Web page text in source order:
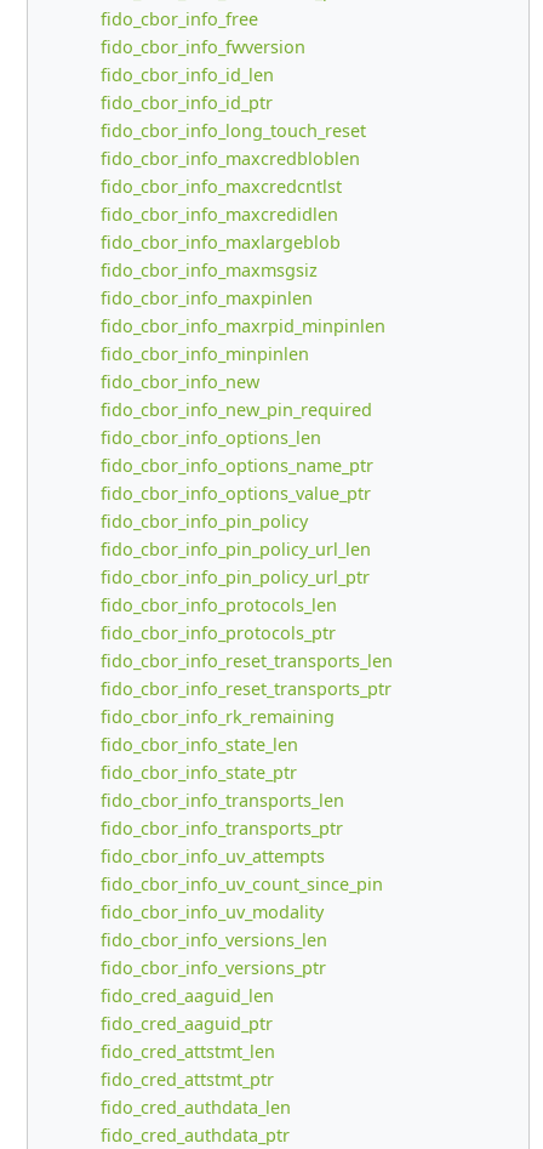
fido_cbor_info_free
fido_cbor_info_fwversion
fido_cbor_info_id_len
fido_cbor_info_id_ptr
fido_cbor_info_long_touch_reset
fido_cbor_info_maxcredbloblen
fido_cbor_info_maxcredcntlst
fido_cbor_info_maxcredidlen
fido_cbor_info_maxlargeblob
fido_cbor_info_maxmsgsiz
fido_cbor_info_maxpinlen
fido_cbor_info_maxrpid_minpinlen
fido_cbor_info_minpinlen
fido_cbor_info_new
fido_cbor_info_new_pin_required
fido_cbor_info_options_len
fido_cbor_info_options_name_ptr
fido_cbor_info_options_value_ptr
fido_cbor_info_pin_policy
fido_cbor_info_pin_policy_url_len
fido_cbor_info_pin_policy_url_ptr
fido_cbor_info_protocols_len
fido_cbor_info_protocols_ptr
fido_cbor_info_reset_transports_len
fido_cbor_info_reset_transports_ptr
fido_cbor_info_rk_remaining
fido_cbor_info_state_len
fido_cbor_info_state_ptr
fido_cbor_info_transports_len
fido_cbor_info_transports_ptr
fido_cbor_info_uv_attempts
fido_cbor_info_uv_count_since_pin
fido_cbor_info_uv_modality
fido_cbor_info_versions_len
fido_cbor_info_versions_ptr
fido_cred_aaguid_len
fido_cred_aaguid_ptr
fido_cred_attstmt_len
fido_cred_attstmt_ptr
fido_cred_authdata_len
fido_cred_authdata_ptr